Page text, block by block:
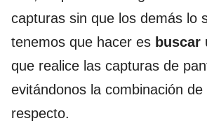
capturas sin que los demás lo
tenemos que hacer es buscar
que realice las capturas de
evitándonos la combinación de
respecto.